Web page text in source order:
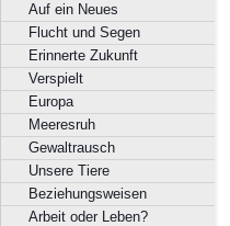
Auf ein Neues
Flucht und Segen
Erinnerte Zukunft
Verspielt
Europa
Meeresruh
Gewaltrausch
Unsere Tiere
Beziehungsweisen
Arbeit oder Leben?